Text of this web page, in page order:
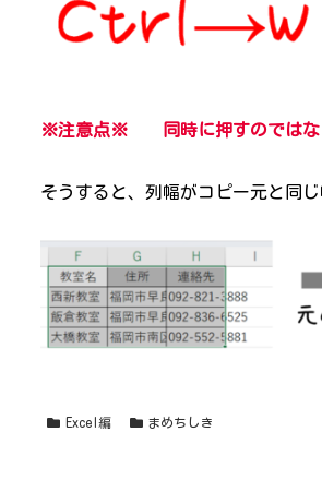
※注意点※ 同時に押すのではなく
そうすると、列幅がコピー元と同
Excel編 まめちしき